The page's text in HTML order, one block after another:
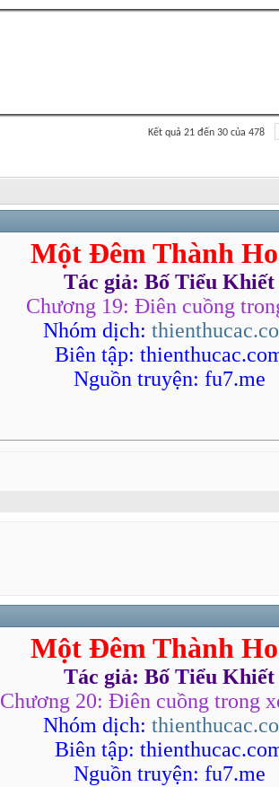
Kết quả 21 đến 30 của 478
Một Đêm Thành
Tác giả: Bố Tiểu Khiết
Chương 19: Điên cuồng
Nhóm dịch:
Biên tập:
Nguồn truyện: fu7.me
Một Đêm Thành
Tác giả: Bố Tiểu Khiết
Chương 20: Điên cuồng trong
Nhóm dịch:
Biên tập:
Nguồn truyện: fu7.me